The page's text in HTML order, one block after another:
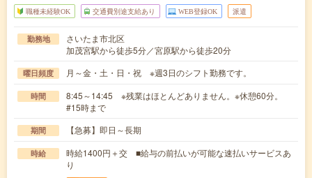
職種未経験OK 交通費別途支給あり WEB登録OK 派遣
勤務地
さいたま市北区
加茂宮駅から徒歩5分／宮原駅から徒歩20分
曜日頻度 月～金・土・日・祝 ※週3日のシフト勤務です。
時間
8:45～14:45 ※残業はほとんどありません。※休憩60分。
#15時まで
期間 【急募】即日～長期
時給
時給1400円＋交 ■給与の前払いが可能な速払いサービスあ
り